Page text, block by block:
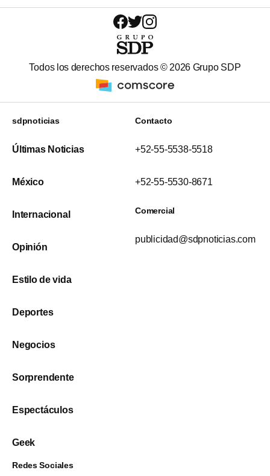
Todos los derechos reservados © 2026 Grupo SDP
sdpnoticias
Últimas Noticias
México
Internacional
Opinión
Estilo de vida
Deportes
Negocios
Sorprendente
Espectáculos
Geek
Contacto
+52-55-5538-5518
+52-55-5530-8671
Comercial
publicidad@sdpnoticias.com
Redes Sociales